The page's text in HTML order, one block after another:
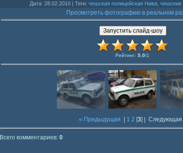
Дата: 28.02.2010 | Теги: чешская полицейская Нива
Просмотреть фотографию в реальном
Рейтинг: 5.0/1
« Предыдущая 1 2 [3] | Следующая
Всего комментариев: 0